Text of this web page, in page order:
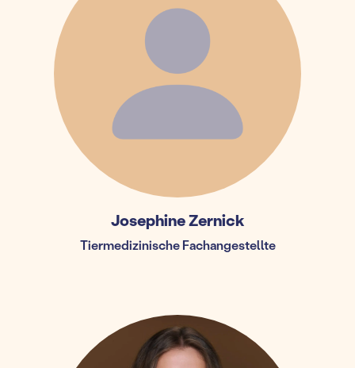
Josephine Zernick
Tiermedizinische Fachangestellte